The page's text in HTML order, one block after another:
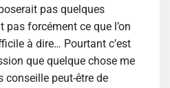
pas quelques
pas forcément ce que l’on
à dire… Pourtant c’est
que quelque chose me
conseille peut-être de